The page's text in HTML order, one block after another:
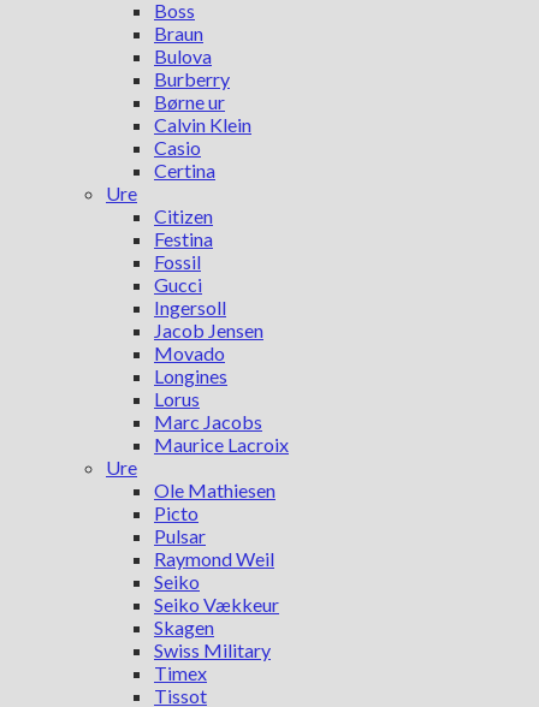
Boss
Braun
Bulova
Burberry
Børne ur
Calvin Klein
Casio
Certina
Ure
Citizen
Festina
Fossil
Gucci
Ingersoll
Jacob Jensen
Movado
Longines
Lorus
Marc Jacobs
Maurice Lacroix
Ure
Ole Mathiesen
Picto
Pulsar
Raymond Weil
Seiko
Seiko Vækkeur
Skagen
Swiss Military
Timex
Tissot